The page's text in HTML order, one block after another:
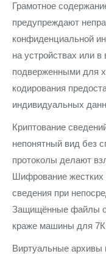
Грамотное
предупреждают
конфиденциальной
на устройствах или
подверженными для
кодирования
индивидуальных
Криптование
непонятный вид без
протоколы делают
Шифрование жестких
сведения при
Защищённые файлы
краже машины для 7К
Виртуальные архивы